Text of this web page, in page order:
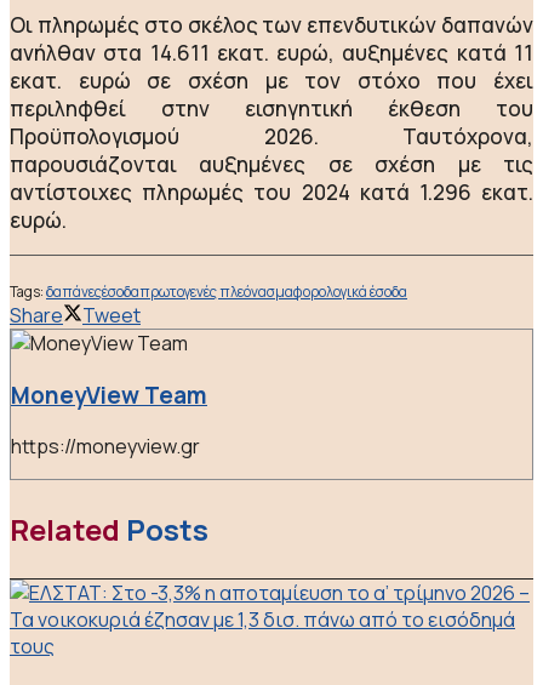
Οι πληρωμές στο σκέλος των επενδυτικών δαπανών
ανήλθαν στα 14.611 εκατ. ευρώ, αυξημένες κατά 11
εκατ. ευρώ σε σχέση με τον στόχο που έχει
περιληφθεί στην εισηγητική έκθεση του
Προϋπολογισμού 2026. Ταυτόχρονα,
παρουσιάζονται αυξημένες σε σχέση με τις
αντίστοιχες πληρωμές του 2024 κατά 1.296 εκατ.
ευρώ.
Tags:δαπάνεςέσοδαπρωτογενές πλεόνασμαφορολογικά έσοδα
Share Tweet
MoneyView Team
https://moneyview.gr
Related Posts